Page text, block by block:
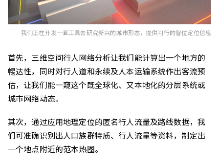
我们正在开发一套工具去研究新兴的城市形态，提供可行的智位定位信息
首先，三维空间行人网络分析让我们能计算出一个地方的
𣈱达性，同时对行人道和永续及人本运输系统作出客流预
估，让我们能一窥这个既全球化、又本地化的分层系统或
城市网络动态。
其次，通过应用地理定位的匿名行人流量及路线数据，我
们可准确识别出人口族群特质、行人流量等资料，制定出
一个地点附近的范本热图。